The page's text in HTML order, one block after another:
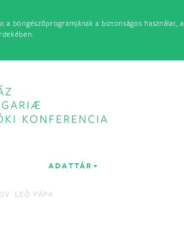
böngészőprogramjának a biztonságos használat, a
ADATTÁR
LEÓ PÁPA